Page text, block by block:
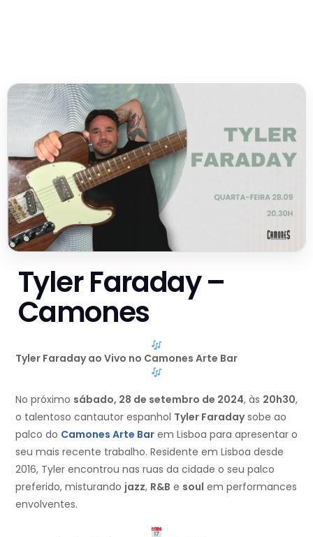
Tyler Faraday –
Camones
Tyler Faraday ao Vivo no Camones Arte Bar
No próximo sábado, 28 de setembro de 2024, às 20h30,
o talentoso cantautor espanhol Tyler Faradaysobe ao
palco do Camones Arte Bar em Lisboa para apresentar o
seu mais recente trabalho. Residente em Lisboa desde
2016, Tyler encontrou nas ruas da cidade o seu palco
preferido, misturando jazz, R&B e soul em performances
envolventes.